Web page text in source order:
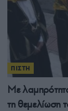
ΠΙΣΤΗ
Με
τη θεμελίωση